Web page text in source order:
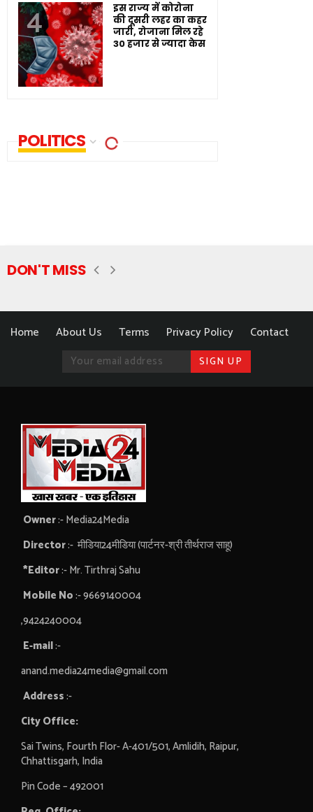
इस राज्य में कोरोना
की दूसरी लहर का कहर
जारी, रोजाना मिल रहे
30 हजार से ज्यादा केस
POLITICS
DON'T MISS
Home About Us Terms Privacy Policy Contact
Owner:- Media24Media
Director:- मीडिया24मीडिया (पार्टनर-श्री तीर्थराज साहू)
*Editor:- Mr. Tirthraj Sahu
Mobile No:- 9669140004
,9424240004
E-mail:-
anand.media24media@gmail.com
Address:-
City Office:
Sai Twins, Fourth Flor- A-401/501, Amlidih, Raipur,
Chhattisgarh, India
Pin Code – 492001